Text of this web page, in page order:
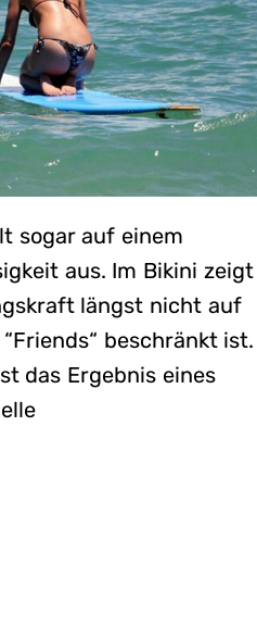
sogar auf einem
aus. Im Bikini zeigt
längst nicht auf
beschränkt ist.
das Ergebnis eines